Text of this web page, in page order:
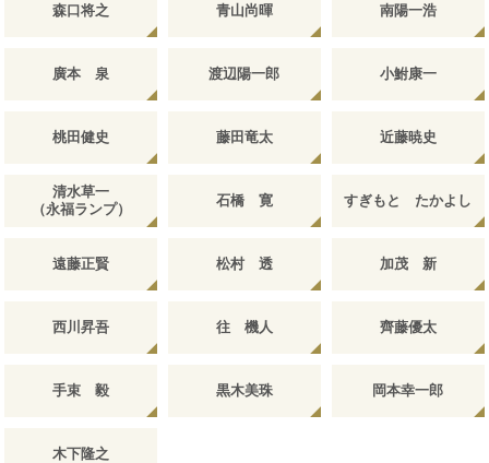
森口将之 青山尚暉 南陽一浩
廣本 泉 渡辺陽一郎 小鮒康一
桃田健史 藤田竜太 近藤暁史
清水草一
（永福ランプ）
石橋 寛 すぎもと たかよし
遠藤正賢 松村 透 加茂 新
西川昇吾 往 機人 齊藤優太
手束 毅 黒木美珠 岡本幸一郎
木下隆之